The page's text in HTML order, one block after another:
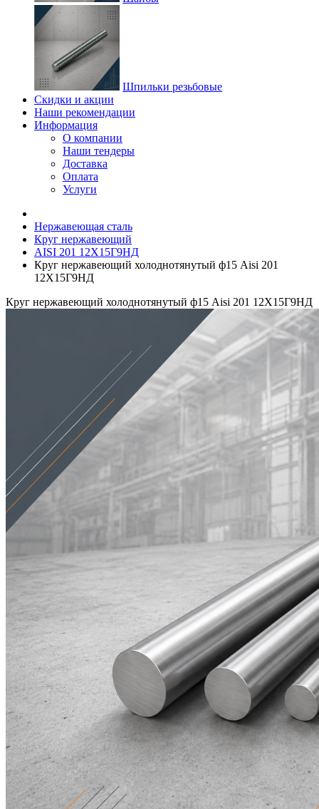
Шпильки резьбовые
Скидки и акции
Наши рекомендации
Информация
О компании
Наши тендеры
Доставка
Оплата
Услуги
Нержавеющая сталь
Круг нержавеющий
AISI 201 12Х15Г9НД
Круг нержавеющий холоднотянутый ф15 Aisi 201
12Х15Г9НД
Круг нержавеющий холоднотянутый ф15 Aisi 201 12Х15Г9НД